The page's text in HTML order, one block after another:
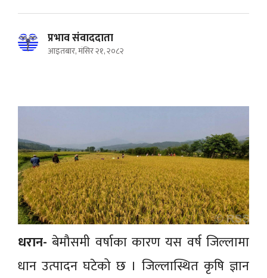
प्रभाव संवाददाता
आइतबार, मंसिर २१, २०८२
धरान-बेमौसमी वर्षाका कारण यस वर्ष जिल्लामा
धान उत्पादन घटेको छ । जिल्लास्थित कृषि ज्ञान